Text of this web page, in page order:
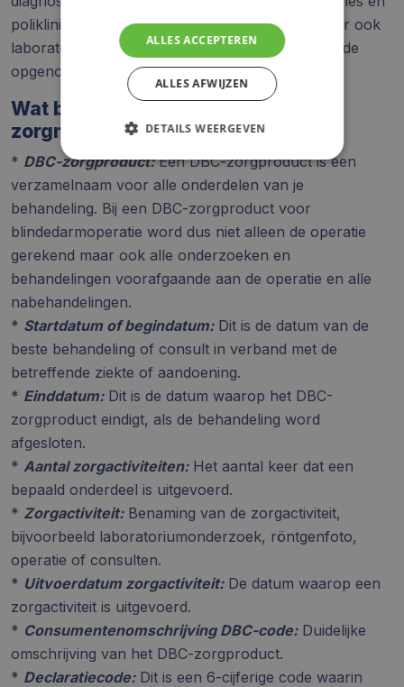
polikliniekbezoeken en eventuele operaties. Maar ook
laboratoriumonderzoeken worden in de DBC-code
opgenomen.
Wat betekenen alle begrippen op je
zorgnota:
* DBC-zorgproduct:Een DBC-zorgproduct is een
verzamelnaam voor alle onderdelen van je
behandeling. Bij een DBC-zorgproduct voor
blindedarmoperatie word dus niet alleen de operatie
gerekend maar ook alle onderzoeken en
behandelingen voorafgaande aan de operatie en alle
nabehandelingen.
* Startdatum of begindatum:Dit is de datum van de
beste behandeling of consult in verband met de
betreffende ziekte of aandoening.
* Einddatum:Dit is de datum waarop het DBC-
zorgproduct eindigt, als de behandeling word
afgesloten.
* Aantal zorgactiviteiten:Het aantal keer dat een
bepaald onderdeel is uitgevoerd.
* Zorgactiviteit:Benaming van de zorgactiviteit,
bijvoorbeeld laboratoriumonderzoek, röntgenfoto,
operatie of consulten.
* Uitvoerdatum zorgactiviteit:De datum waarop een
zorgactiviteit is uitgevoerd.
* Consumentenomschrijving DBC-code:Duidelijke
omschrijving van het DBC-zorgproduct.
* Declaratiecode:Dit is een 6-cijferige code waarin
ALLES ACCEPTEREN
ALLES AFWIJZEN
DETAILS WEERGEVEN